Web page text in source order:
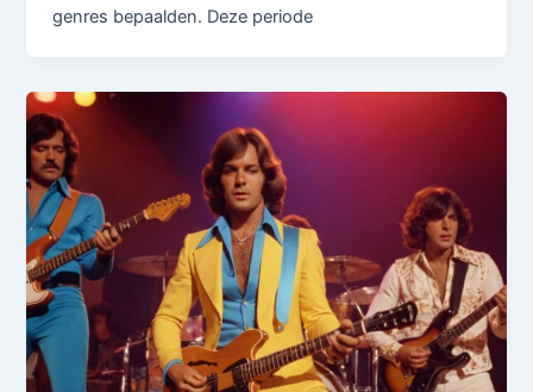
genres bepaalden. Deze periode